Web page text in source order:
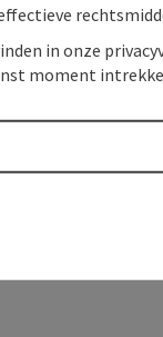
in onze
moment